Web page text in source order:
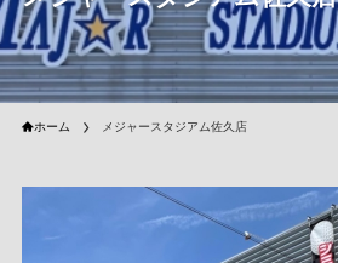
ホーム メジャースタジアム佐久店